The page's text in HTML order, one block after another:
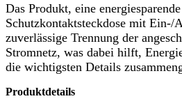
Das Produkt, eine
Schutzkontaktsteckdose mit Ein-/
zuverlässige Trennung der
Stromnetz, was dabei hilft,
die wichtigsten Details
Produktdetails